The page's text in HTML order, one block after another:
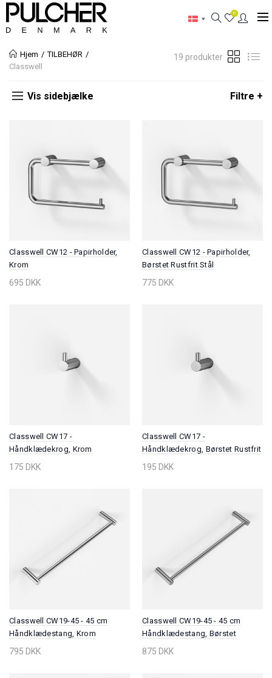
0
Hjem
TILBEHØR
Classwell
19 produkter
Vis sidebjælke Filtre +
Classwell CW12 - Papirholder,
Krom
695 DKK
Classwell CW12 - Papirholder,
Børstet Rustfrit Stål
775 DKK
Classwell CW17 -
Håndklædekrog, Krom
175 DKK
Classwell CW17 -
Håndklædekrog, Børstet Rustfrit
Stål
195 DKK
Classwell CW19-45 - 45 cm
Håndklædestang, Krom
795 DKK
Classwell CW19-45 - 45 cm
Håndklædestang, Børstet
Rustfrit Stål
875 DKK